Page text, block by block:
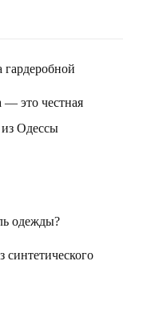
— это честная
из Одессы
одежды?